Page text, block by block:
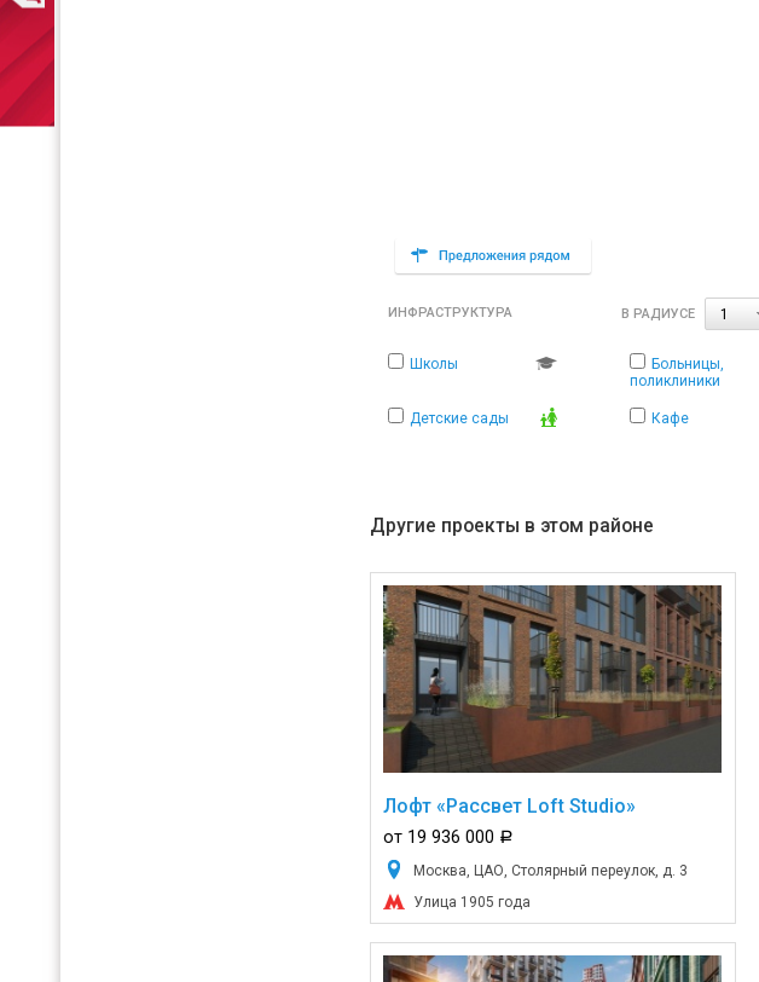
ИНФРАСТРУКТУРА В РАДИУСЕ 1
Школы
Больницы,
поликлиники
Детские сады Кафе
Другие проекты в этом районе
Лофт «Рассвет Loft Studio»
от 19 936 000 a
Москва, ЦАО, Столярный переулок, д. 3
Улица 1905 года